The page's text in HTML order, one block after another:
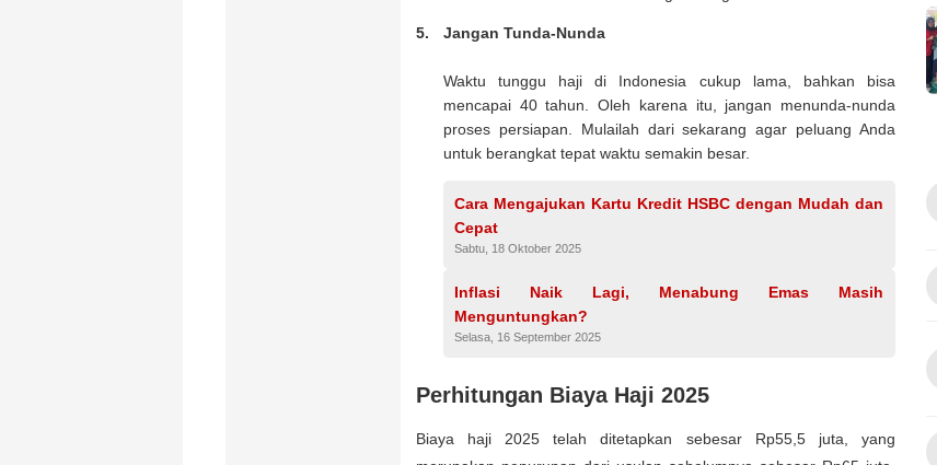
Jangan Tunda-Nunda
Waktu tunggu haji di Indonesia cukup lama, bahkan bisa
mencapai 40 tahun. Oleh karena itu, jangan menunda-nunda
proses persiapan. Mulailah dari sekarang agar peluang Anda
untuk berangkat tepat waktu semakin besar.
Cara Mengajukan Kartu Kredit HSBC dengan Mudah dan
Cepat
Sabtu, 18 Oktober 2025
Inflasi Naik Lagi, Menabung Emas Masih
Menguntungkan?
Selasa, 16 September 2025
Perhitungan Biaya Haji 2025
Biaya haji 2025 telah ditetapkan sebesar Rp55,5 juta, yang